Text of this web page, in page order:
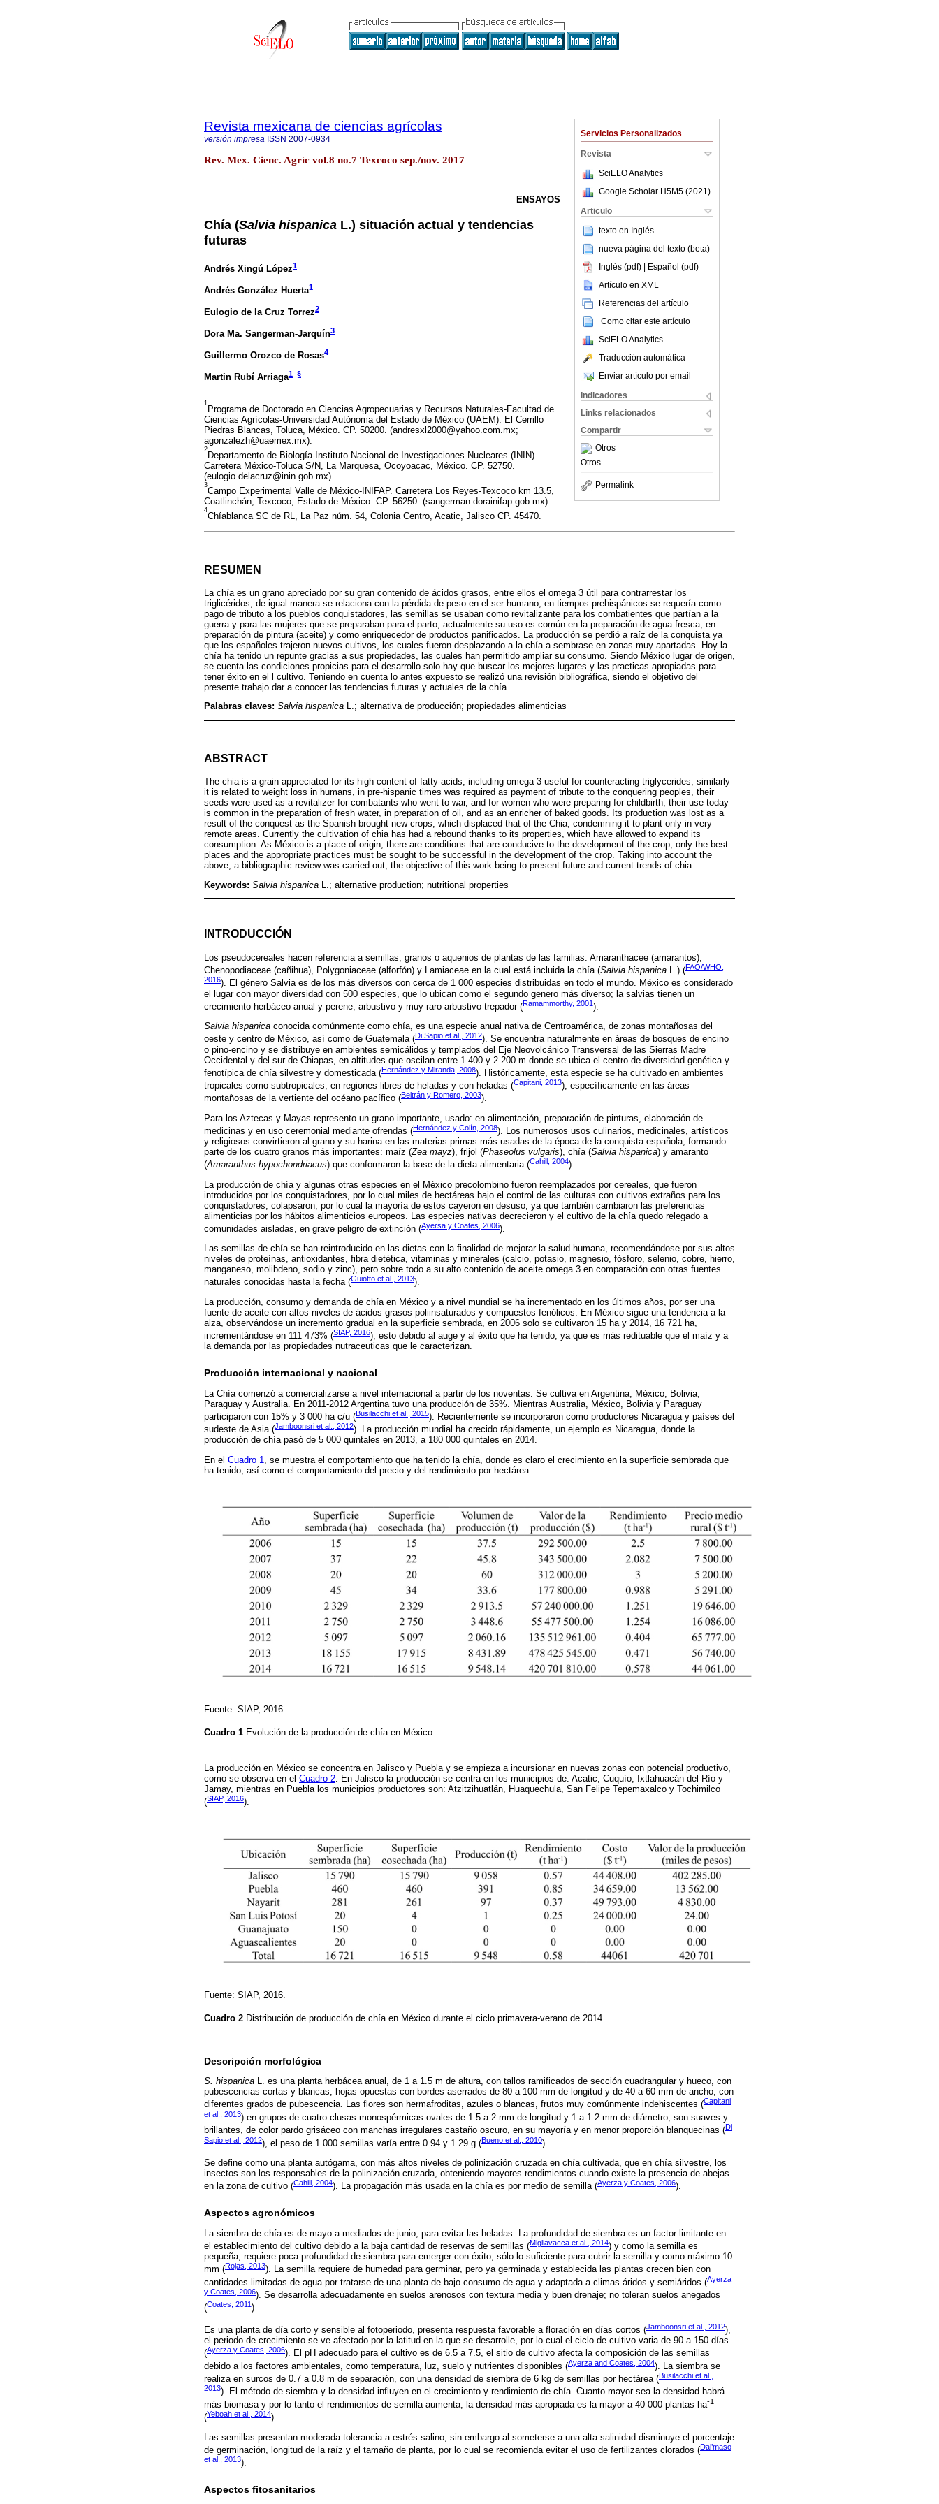
Servicios Personalizados
Revista
SciELO Analytics
Google Scholar H5M5 (2021 )
Articulo
texto en Inglés
nueva página del texto (beta)
Inglés (pdf) | Español (pdf)
Artículo en XML
Referencias del artículo
Como citar este artículo
SciELO Analytics
Traducción automática
Enviar artículo por email
Indicadores
Links relacionados
Compartir
Otros
Otros
Permalink
Revista mexicana de ciencias agrícolas
versión impresa ISSN 2007-0934
Rev. Mex. Cienc. Agríc vol.8 no.7 Texcoco sep./nov. 2017
ENSAYOS
Chía (Salvia hispanica L.) situación actual y tendencias
futuras
Andrés Xingú López1
Andrés González Huerta1
Eulogio de la Cruz Torrez2
Dora Ma. Sangerman-Jarquín3
Guillermo Orozco de Rosas4
Martin Rubí Arriaga1 §
1
Programa de Doctorado en Ciencias Agropecuarias y Recursos Naturales-Facultad de
Ciencias Agrícolas-Universidad Autónoma del Estado de México (UAEM). El Cerrillo
Piedras Blancas, Toluca, México. CP. 50200. (andresxl2000@yahoo.com.mx;
agonzalezh@uaemex.mx).
2
Departamento de Biología-Instituto Nacional de Investigaciones Nucleares (ININ).
Carretera México-Toluca S/N, La Marquesa, Ocoyoacac, México. CP. 52750.
(eulogio.delacruz@inin.gob.mx).
3
Campo Experimental Valle de México-INIFAP. Carretera Los Reyes-Texcoco km 13.5,
Coatlinchán, Texcoco, Estado de México. CP. 56250. (sangerman.dorainifap.gob.mx).
4
Chíablanca SC de RL, La Paz núm. 54, Colonia Centro, Acatic, Jalisco CP. 45470.
RESUMEN
La chía es un grano apreciado por su gran contenido de ácidos grasos, entre ellos el omega 3 útil para contrarrestar los
triglicéridos, de igual manera se relaciona con la pérdida de peso en el ser humano, en tiempos prehispánicos se requería como
pago de tributo a los pueblos conquistadores, las semillas se usaban como revitalizante para los combatientes que partían a la
guerra y para las mujeres que se preparaban para el parto, actualmente su uso es común en la preparación de agua fresca, en
preparación de pintura (aceite) y como enriquecedor de productos panificados. La producción se perdió a raíz de la conquista ya
que los españoles trajeron nuevos cultivos, los cuales fueron desplazando a la chía a sembrase en zonas muy apartadas. Hoy la
chía ha tenido un repunte gracias a sus propiedades, las cuales han permitido ampliar su consumo. Siendo México lugar de origen,
se cuenta las condiciones propicias para el desarrollo solo hay que buscar los mejores lugares y las practicas apropiadas para
tener éxito en el l cultivo. Teniendo en cuenta lo antes expuesto se realizó una revisión bibliográfica, siendo el objetivo del
presente trabajo dar a conocer las tendencias futuras y actuales de la chía.
Palabras claves: Salvia hispanica L.; alternativa de producción; propiedades alimenticias
ABSTRACT
The chia is a grain appreciated for its high content of fatty acids, including omega 3 useful for counteracting triglycerides, similarly
it is related to weight loss in humans, in pre-hispanic times was required as payment of tribute to the conquering peoples, their
seeds were used as a revitalizer for combatants who went to war, and for women who were preparing for childbirth, their use today
is common in the preparation of fresh water, in preparation of oil, and as an enricher of baked goods. Its production was lost as a
result of the conquest as the Spanish brought new crops, which displaced that of the Chia, condemning it to plant only in very
remote areas. Currently the cultivation of chia has had a rebound thanks to its properties, which have allowed to expand its
consumption. As México is a place of origin, there are conditions that are conducive to the development of the crop, only the best
places and the appropriate practices must be sought to be successful in the development of the crop. Taking into account the
above, a bibliographic review was carried out, the objective of this work being to present future and current trends of chia.
Keywords: Salvia hispanica L.; alternative production; nutritional properties
INTRODUCCIÓN
Los pseudocereales hacen referencia a semillas, granos o aquenios de plantas de las familias: Amaranthacee (amarantos),
Chenopodiaceae (cañihua), Polygoniaceae (alforfón) y Lamiaceae en la cual está incluida la chía (Salvia hispanica L.) (FAO/WHO,
2016). El género Salvia es de los más diversos con cerca de 1 000 especies distribuidas en todo el mundo. México es considerado
el lugar con mayor diversidad con 500 especies, que lo ubican como el segundo genero más diverso; la salvias tienen un
crecimiento herbáceo anual y perene, arbustivo y muy raro arbustivo trepador (Ramammorthy, 2001).
Salvia hispanica conocida comúnmente como chía, es una especie anual nativa de Centroamérica, de zonas montañosas del
oeste y centro de México, así como de Guatemala (Di Sapio et al., 2012). Se encuentra naturalmente en áreas de bosques de encino
o pino-encino y se distribuye en ambientes semicálidos y templados del Eje Neovolcánico Transversal de las Sierras Madre
Occidental y del sur de Chiapas, en altitudes que oscilan entre 1 400 y 2 200 m donde se ubica el centro de diversidad genética y
fenotípica de chía silvestre y domesticada (Hernández y Miranda, 2008). Históricamente, esta especie se ha cultivado en ambientes
tropicales como subtropicales, en regiones libres de heladas y con heladas (Capitani, 2013), específicamente en las áreas
montañosas de la vertiente del océano pacífico (Beltrán y Romero, 2003).
Para los Aztecas y Mayas represento un grano importante, usado: en alimentación, preparación de pinturas, elaboración de
medicinas y en uso ceremonial mediante ofrendas (Hernández y Colín, 2008). Los numerosos usos culinarios, medicinales, artísticos
y religiosos convirtieron al grano y su harina en las materias primas más usadas de la época de la conquista española, formando
parte de los cuatro granos más importantes: maíz (Zea mayz), frijol (Phaseolus vulgaris), chía (Salvia hispanica) y amaranto
(Amaranthus hypochondriacus) que conformaron la base de la dieta alimentaria (Cahill, 2004).
La producción de chía y algunas otras especies en el México precolombino fueron reemplazados por cereales, que fueron
introducidos por los conquistadores, por lo cual miles de hectáreas bajo el control de las culturas con cultivos extraños para los
conquistadores, colapsaron; por lo cual la mayoría de estos cayeron en desuso, ya que también cambiaron las preferencias
alimenticias por los hábitos alimenticios europeos. Las especies nativas decrecieron y el cultivo de la chía quedo relegado a
comunidades aisladas, en grave peligro de extinción (Ayersa y Coates, 2006).
Las semillas de chía se han reintroducido en las dietas con la finalidad de mejorar la salud humana, recomendándose por sus altos
niveles de proteínas, antioxidantes, fibra dietética, vitaminas y minerales (calcio, potasio, magnesio, fósforo, selenio, cobre, hierro,
manganeso, molibdeno, sodio y zinc), pero sobre todo a su alto contenido de aceite omega 3 en comparación con otras fuentes
naturales conocidas hasta la fecha (Guiotto et al., 2013).
La producción, consumo y demanda de chía en México y a nivel mundial se ha incrementado en los últimos años, por ser una
fuente de aceite con altos niveles de ácidos grasos poliinsaturados y compuestos fenólicos. En México sigue una tendencia a la
alza, observándose un incremento gradual en la superficie sembrada, en 2006 solo se cultivaron 15 ha y 2014, 16 721 ha,
incrementándose en 111 473% (SIAP, 2016), esto debido al auge y al éxito que ha tenido, ya que es más redituable que el maíz y a
la demanda por las propiedades nutraceuticas que le caracterizan.
Producción internacional y nacional
La Chía comenzó a comercializarse a nivel internacional a partir de los noventas. Se cultiva en Argentina, México, Bolivia,
Paraguay y Australia. En 2011-2012 Argentina tuvo una producción de 35%. Mientras Australia, México, Bolivia y Paraguay
participaron con 15% y 3 000 ha c/u (Busilacchi et al., 2015). Recientemente se incorporaron como productores Nicaragua y países del
sudeste de Asia (Jamboonsri et al., 2012). La producción mundial ha crecido rápidamente, un ejemplo es Nicaragua, donde la
producción de chía pasó de 5 000 quintales en 2013, a 180 000 quintales en 2014.
En el Cuadro 1
, se muestra el comportamiento que ha tenido la chía, donde es claro el crecimiento en la superficie sembrada que
ha tenido, así como el comportamiento del precio y del rendimiento por hectárea.
Fuente: SIAP, 2016.
Cuadro 1 Evolución de la producción de chía en México.
La producción en México se concentra en Jalisco y Puebla y se empieza a incursionar en nuevas zonas con potencial productivo,
como se observa en el Cuadro 2. En Jalisco la producción se centra en los municipios de: Acatic, Cuquío, Ixtlahuacán del Río y
Jamay, mientras en Puebla los municipios productores son: Atzitzihuatlán, Huaquechula, San Felipe Tepemaxalco y Tochimilco
(SIAP, 2016).
Fuente: SIAP, 2016.
Cuadro 2 Distribución de producción de chía en México durante el ciclo primavera-verano de 2014.
Descripción morfológica
S. hispanica L. es una planta herbácea anual, de 1 a 1.5 m de altura, con tallos ramificados de sección cuadrangular y hueco, con
pubescencias cortas y blancas; hojas opuestas con bordes aserrados de 80 a 100 mm de longitud y de 40 a 60 mm de ancho, con
diferentes grados de pubescencia. Las flores son hermafroditas, azules o blancas, frutos muy comúnmente indehiscentes (Capitani
et al., 2013) en grupos de cuatro clusas monospérmicas ovales de 1.5 a 2 mm de longitud y 1 a 1.2 mm de diámetro; son suaves y
brillantes, de color pardo grisáceo con manchas irregulares castaño oscuro, en su mayoría y en menor proporción blanquecinas (Di
Sapio et al., 2012), el peso de 1 000 semillas varía entre 0.94 y 1.29 g (Bueno et al., 2010).
Se define como una planta autógama, con más altos niveles de polinización cruzada en chía cultivada, que en chía silvestre, los
insectos son los responsables de la polinización cruzada, obteniendo mayores rendimientos cuando existe la presencia de abejas
en la zona de cultivo (Cahill, 2004). La propagación más usada en la chía es por medio de semilla (Ayerza y Coates, 2006).
Aspectos agronómicos
La siembra de chía es de mayo a mediados de junio, para evitar las heladas. La profundidad de siembra es un factor limitante en
el establecimiento del cultivo debido a la baja cantidad de reservas de semillas (Migliavacca et al., 2014) y como la semilla es
pequeña, requiere poca profundidad de siembra para emerger con éxito, sólo lo suficiente para cubrir la semilla y como máximo 10
mm (Rojas, 2013). La semilla requiere de humedad para germinar, pero ya germinada y establecida las plantas crecen bien con
cantidades limitadas de agua por tratarse de una planta de bajo consumo de agua y adaptada a climas áridos y semiáridos (Ayerza
y Coates, 2006). Se desarrolla adecuadamente en suelos arenosos con textura media y buen drenaje; no toleran suelos anegados
(Coates, 2011 ).
Es una planta de día corto y sensible al fotoperiodo, presenta respuesta favorable a floración en días cortos (Jamboonsri et al., 2012),
el periodo de crecimiento se ve afectado por la latitud en la que se desarrolle, por lo cual el ciclo de cultivo varia de 90 a 150 días
(Ayerza y Coates, 2006). El pH adecuado para el cultivo es de 6.5 a 7.5, el sitio de cultivo afecta la composición de las semillas
debido a los factores ambientales, como temperatura, luz, suelo y nutrientes disponibles (Ayerza and Coates, 2004). La siembra se
realiza en surcos de 0.7 a 0.8 m de separación, con una densidad de siembra de 6 kg de semillas por hectárea (Busilacchi et al.,
2013). El método de siembra y la densidad influyen en el crecimiento y rendimiento de chía. Cuanto mayor sea la densidad habrá
más biomasa y por lo tanto el rendimientos de semilla aumenta, la densidad más apropiada es la mayor a 40 000 plantas ha-1
(Yeboah et al., 2014)
Las semillas presentan moderada tolerancia a estrés salino; sin embargo al someterse a una alta salinidad disminuye el porcentaje
de germinación, longitud de la raíz y el tamaño de planta, por lo cual se recomienda evitar el uso de fertilizantes clorados (Dal’maso
et al., 2013).
Aspectos fitosanitarios